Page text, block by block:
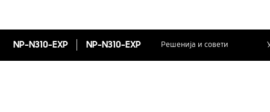
NP-N310-EXP NP-N310-EXP Решенија и совети